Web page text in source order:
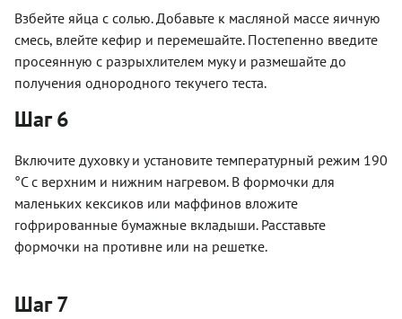
Взбейте яйца с солью. Добавьте к масляной массе яичную
смесь, влейте кефир и перемешайте. Постепенно введите
просеянную с разрыхлителем муку и размешайте до
получения однородного текучего теста.
Шаг 6
Включите духовку и установите температурный режим 190
°C с верхним и нижним нагревом. В формочки для
маленьких кексиков или маффинов вложите
гофрированные бумажные вкладыши. Расставьте
формочки на противне или на решетке.
Шаг 7